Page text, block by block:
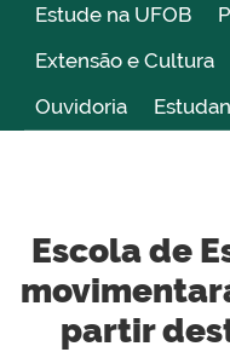
Estude na UFOB
Extensão e Cultura
Ouvidoria
Escola de
partir